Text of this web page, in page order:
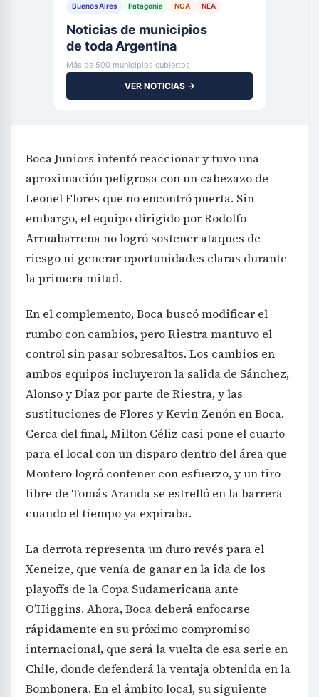
Buenos Aires Patagonia NOA NEA
Noticias de municipios
de toda Argentina
Más de 500 municipios cubiertos
VER NOTICIAS →
Boca Juniors intentó reaccionar y tuvo una
aproximación peligrosa con un cabezazo de
Leonel Flores que no encontró puerta. Sin
embargo, el equipo dirigido por Rodolfo
Arruabarrena no logró sostener ataques de
riesgo ni generar oportunidades claras durante
la primera mitad.
En el complemento, Boca buscó modificar el
rumbo con cambios, pero Riestra mantuvo el
control sin pasar sobresaltos. Los cambios en
ambos equipos incluyeron la salida de Sánchez,
Alonso y Díaz por parte de Riestra, y las
sustituciones de Flores y Kevin Zenón en Boca.
Cerca del final, Milton Céliz casi pone el cuarto
para el local con un disparo dentro del área que
Montero logró contener con esfuerzo, y un tiro
libre de Tomás Aranda se estrelló en la barrera
cuando el tiempo ya expiraba.
La derrota representa un duro revés para el
Xeneize, que venía de ganar en la ida de los
playoffs de la Copa Sudamericana ante
O’Higgins. Ahora, Boca deberá enfocarse
rápidamente en su próximo compromiso
internacional, que será la vuelta de esa serie en
Chile, donde defenderá la ventaja obtenida en la
Bombonera. En el ámbito local, su siguiente